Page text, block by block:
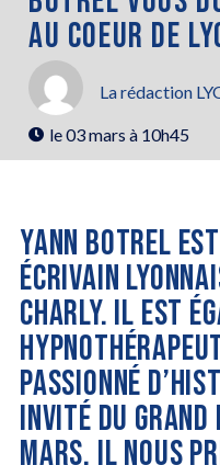
AU COEUR DE
La rédaction
le03 mars à 10h45
YANN BOTREL
ÉCRIVAIN
CHARLY. IL EST
PASSIONNÉ
INVITÉ DU
MARS, IL NOUS